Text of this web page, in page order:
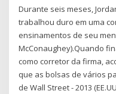
Durante seis meses,
trabalhou duro em uma
ensinamentos de seu
McConaughey).Quando
como corretor da firma,
que as bolsas de vários
de Wall Street - 2013